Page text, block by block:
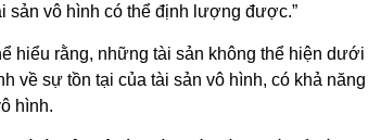
sản vô hình có thể định lượng được.”
hiểu rằng, những tài sản không thể hiện
về sự tồn tại của tài sản vô hình, có khả
hình.